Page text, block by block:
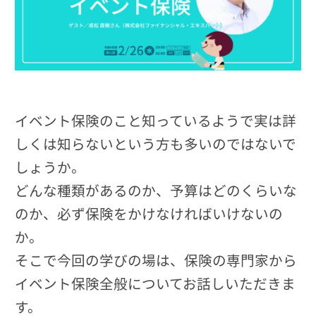
イベント保険のこと知っているようで実は詳
しくは知らないという方も多いのではないで
しょうか。
どんな種類があるのか、予算はどのくらいな
のか、必ず保険をかけなければいけないの
か。
そこで今回の学びの場は、保険の専門家から
イベント保険全般についてお話しいただきま
す。